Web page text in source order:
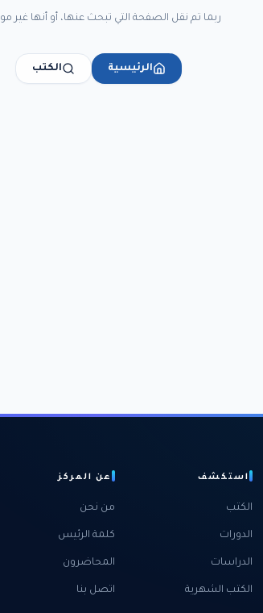
ربما تم نقل الصفحة التي تبحث عنها، أو أنها غير
الرئيسية الكتب
استكشف
الكتب
الدورات
الدراسات
الكتب الشهرية
عن المركز
من نحن
كلمة الرئيس
المحاضرون
اتصل بنا